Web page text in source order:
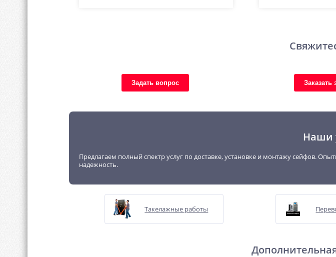
Задать вопрос Заказать
Наши
Предлагаем полный спектр услуг по доставке, установке и монтажу сейфов.
надежность.
Такелажные работы